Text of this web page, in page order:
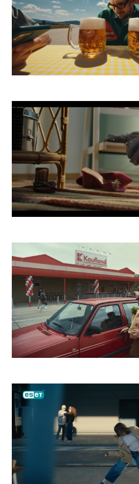
Zlatý Bažant Pohoda
Kooperativa
Kaufland Zdeno